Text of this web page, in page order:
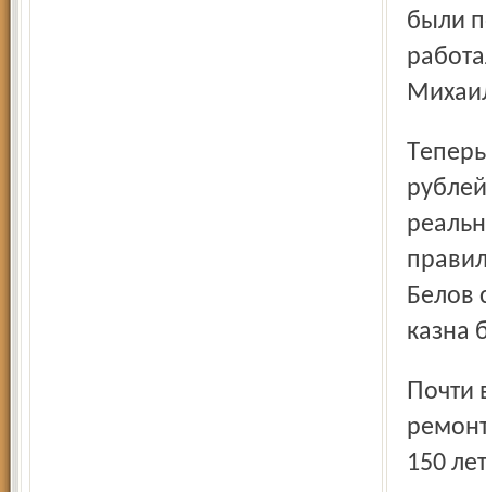
были
Теперь билет в баню на одного человека стоит 140
Белов
казна
Почти все бани Рыбинска тоже нуждаются в капитальном
150